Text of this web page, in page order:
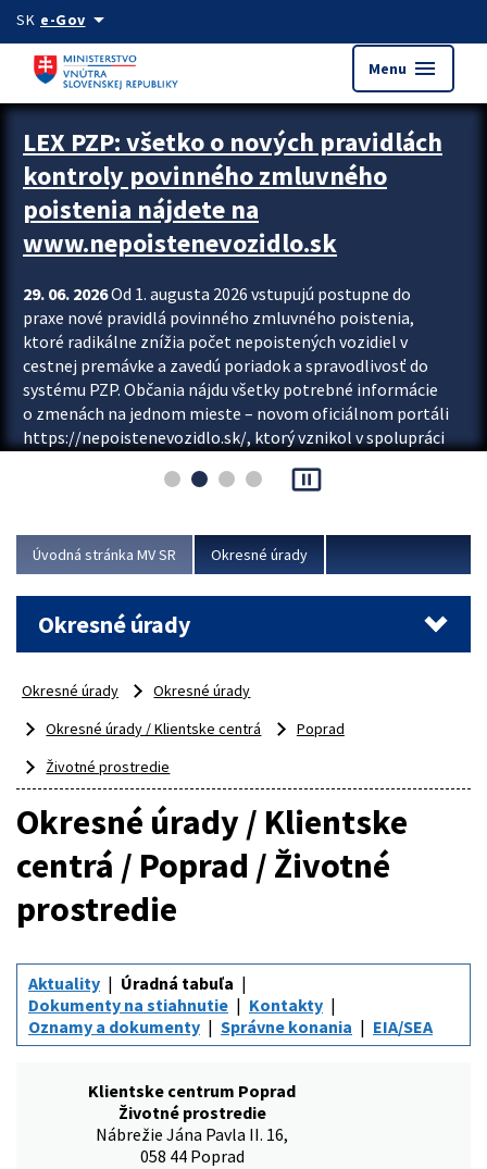
Preskocit na hlavný obsah
SK e-Govarrow_drop_down
Menu menu
Zastavit automatický posun upútavok
LEX PZP: všetko o nových pravidlách
kontroly povinného zmluvného
poistenia nájdete na
www.nepoistenevozidlo.sk
29. 06. 2026Od 1. augusta 2026 vstupujú postupne do
praxe nové pravidlá povinného zmluvného poistenia,
ktoré radikálne znížia počet nepoistených vozidiel v
cestnej premávke a zavedú poriadok a spravodlivosť do
systému PZP. Občania nájdu všetky potrebné informácie
o zmenách na jednom mieste – novom oficiálnom portáli
https://nepoistenevozidlo.sk/, ktorý vznikol v spolupráci
asociácie poisťovní (SLASPO) a Ministerstva vnútra SR.
Viac
pause_presentation
Úvodná stránka MV SR Okresné úrady
Okresné úrady
Okresné úrady
Okresné úrady
Okresné úrady / Klientske centrá
Poprad
Životné prostredie
Okresné úrady / Klientske
centrá / Poprad / Životné
prostredie
Aktuality
Úradná tabuľa
Dokumenty na stiahnutie
Kontakty
Oznamy a dokumenty
Správne konania EIA/SEA
Klientske centrum Poprad
Životné prostredie
Nábrežie Jána Pavla II. 16,
058 44 Poprad